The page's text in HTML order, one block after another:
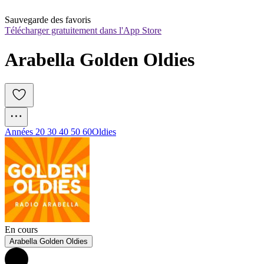
Sauvegarde des favoris
Télécharger gratuitement dans l'App Store
Arabella Golden Oldies
Années 20 30 40 50 60Oldies
En cours
Arabella Golden Oldies